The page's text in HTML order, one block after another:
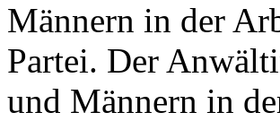
Männern in der
Partei. Der
und Männern in